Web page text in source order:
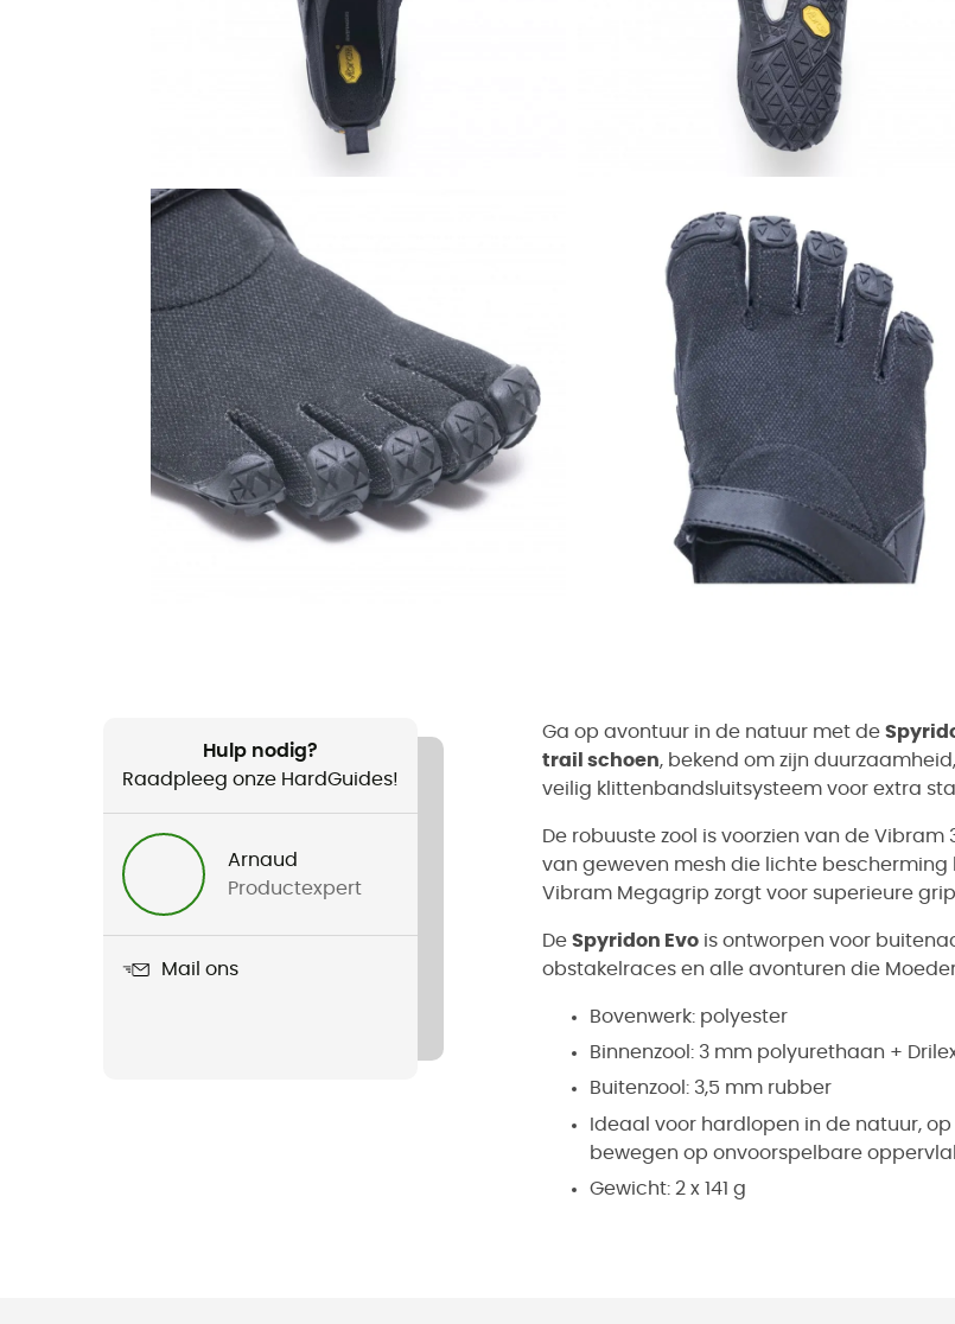
Hulp nodig?
Raadpleeg onze HardGuides!
Arnaud
Productexpert
Mail ons
Ga op avontuur in de natuur met de
trail schoen, bekend om zijn
veilig klittenbandsluitsysteem voor extra
De robuuste zool is voorzien van de
van geweven mesh die lichte
Vibram Megagrip zorgt voor superieure
De Spyridon Evo is ontworpen voor
obstakelraces en alle avonturen die
Bovenwerk: polyester
Binnenzool: 3 mm polyurethaan +
Buitenzool: 3,5 mm rubber
Ideaal voor hardlopen in de natuur,
bewegen op onvoorspelbare
Gewicht: 2 x 141 g